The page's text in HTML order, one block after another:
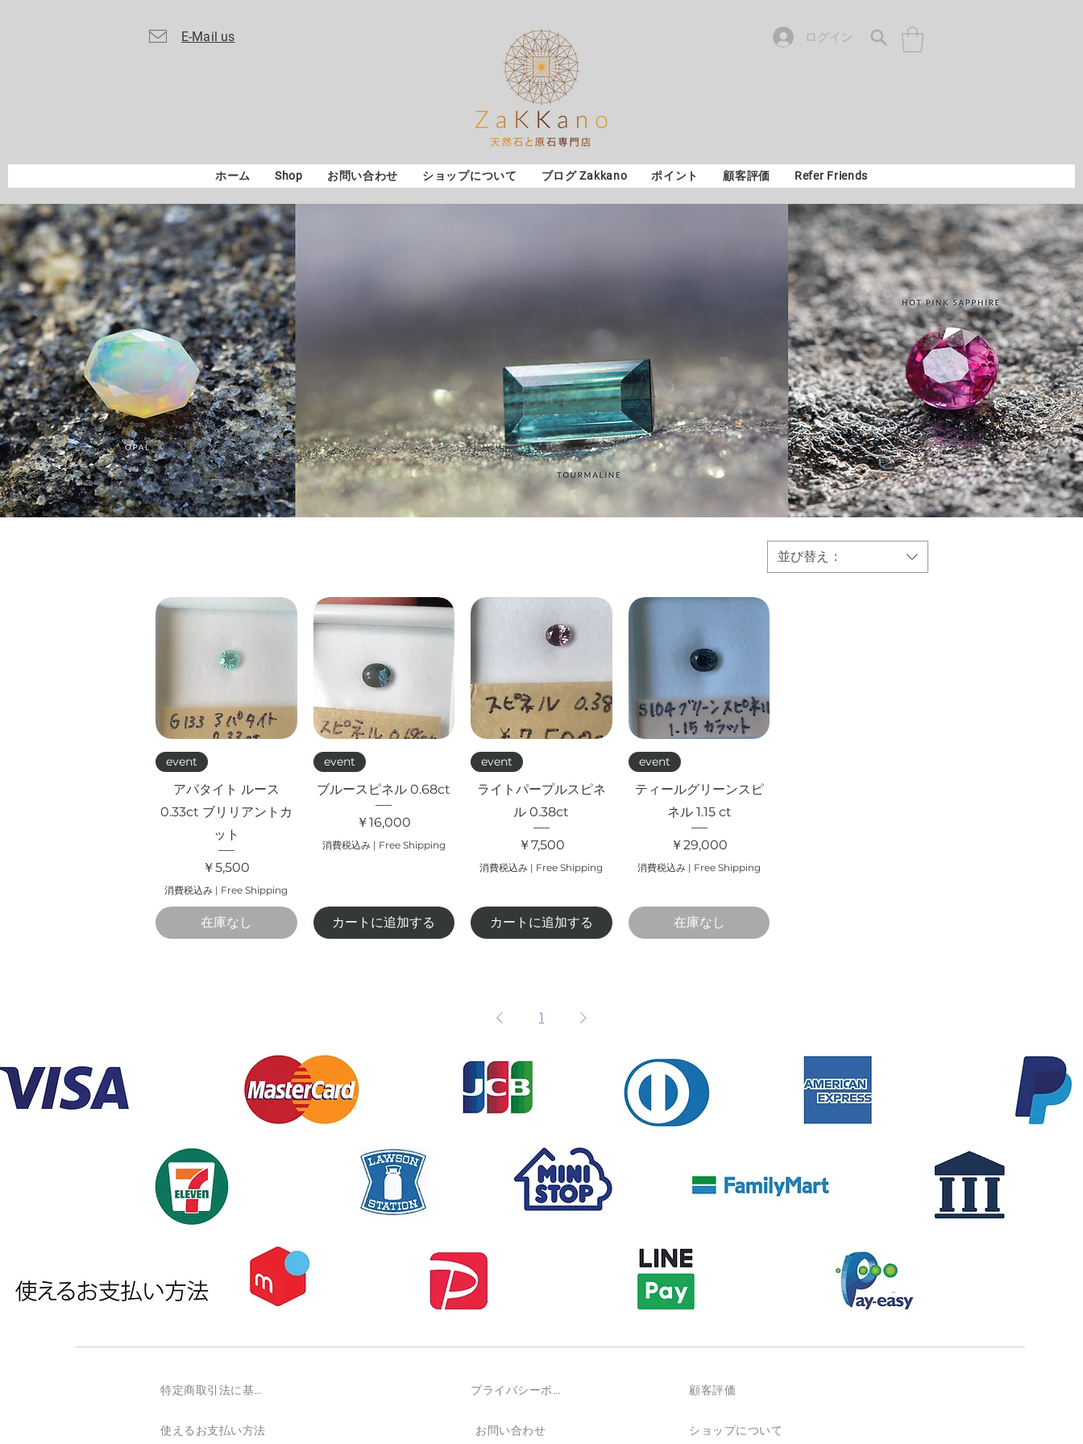
E-Mail us ログイン
ホーム Shop お問い合わせ ショップについて ブログ Zakkano ポイント 顧客評価 Refer Friends
並び替え：
クイックビュー
event
アパタイト ルース
0.33ct ブリリアントカ
ット
価格
￥5,500
消費税込み | Free Shipping
在庫なし
クイックビュー
event
ブルースピネル 0.68ct
価格
￥16,000
消費税込み| Free Shipping
カートに追加する
クイックビュー
event
ライトパープルスピネ
ル 0.38ct
価格
￥7,500
消費税込み | Free Shipping
カートに追加する
クイックビュー
event
ティールグリーンスピ
ネル 1.15 ct
価格
￥29,000
消費税込み | Free Shipping
在庫なし
1
特定商取引法に基づく表記
使えるお支払い方法
プライバシーポリシー詳細
お問い合わせ
顧客評価
ショップについて